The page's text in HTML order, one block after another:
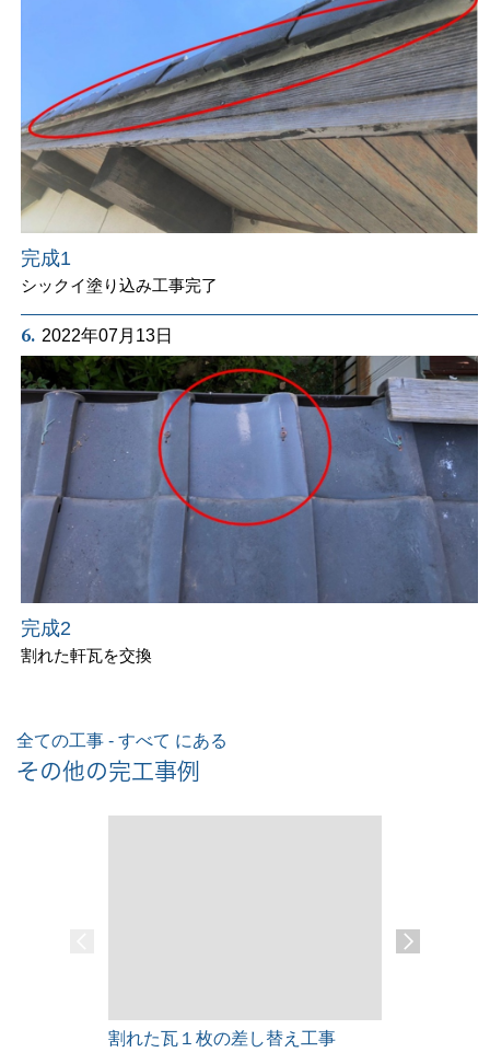
完成1
シックイ塗り込み工事完了
6. 2022年07月13日
完成2
割れた軒瓦を交換
全ての工事 - すべて にある
その他の完工事例
割れた瓦１枚の差し替え工事